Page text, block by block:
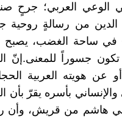
العربي؛ جرحٍ
من رسالةٍ روحية
في ساحة الغضب، يصبح
تكون جسوراً
هويته العربية
والإنساني بأسره يقرّ
هاشم من قريش، وأن